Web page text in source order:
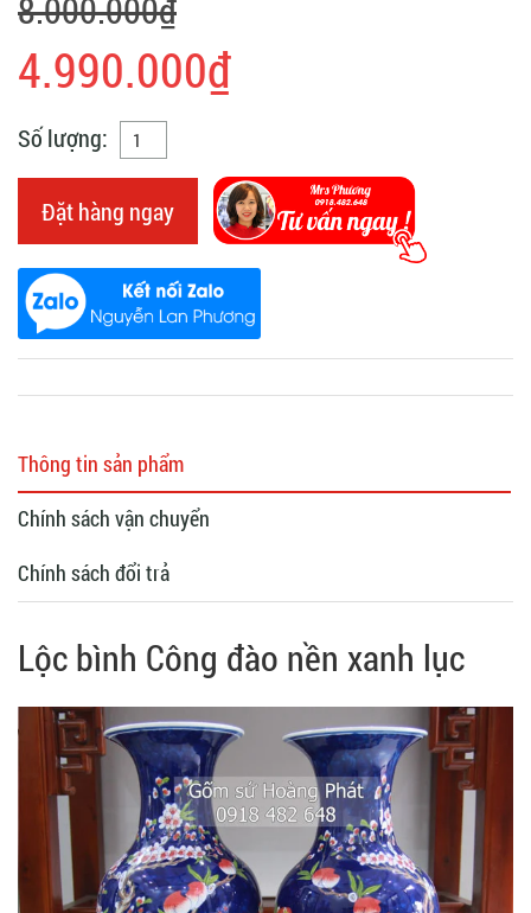
8.000.000₫
4.990.000₫
Số lượng:
Đặt hàng ngay
Thông tin sản phẩm
Chính sách vận chuyển
Chính sách đổi trả
Lộc bình Công đào nền xanh lục